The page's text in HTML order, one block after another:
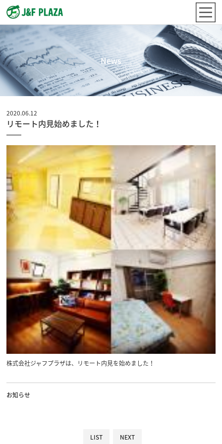
News
2020.06.12
リモート内見始めました！
株式会社ジャフプラザは、リモート内見を始めました！
お知らせ
LIST NEXT